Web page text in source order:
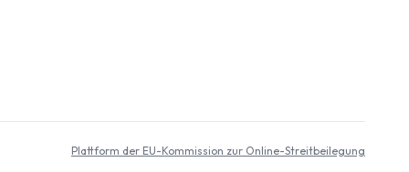
Plattform der EU-Kommission zur Online-Streitbeilegung